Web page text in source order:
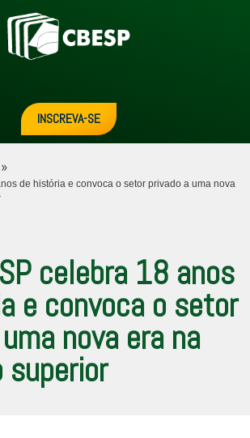
INSCREVA-SE
»
de história e convoca o setor privado a uma nova
celebra 18 anos
e convoca o setor
nova era na
superior